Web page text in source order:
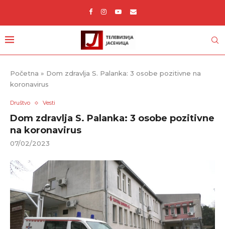
Početna » Dom zdravlja S. Palanka: 3 osobe pozitivne na
koronavirus
Društvo Vesti
Dom zdravlja S. Palanka: 3 osobe pozitivne
na koronavirus
07/02/2023